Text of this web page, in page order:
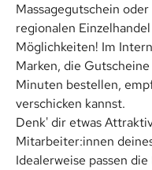
Massagegutschein
regionalen
Möglichkeiten! Im
Marken, die
Minuten bestellen,
verschicken kannst.
Denk' dir etwas
Mitarbeiter:innen
Idealerweise passen